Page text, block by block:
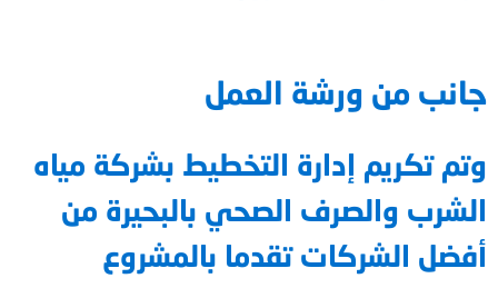
جانب من ورشة العمل
وتم تكريم إدارة التخطيط بشركة مياه
الشرب والصرف الصحي بالبحيرة من
أفضل الشركات تقدما بالمشروع